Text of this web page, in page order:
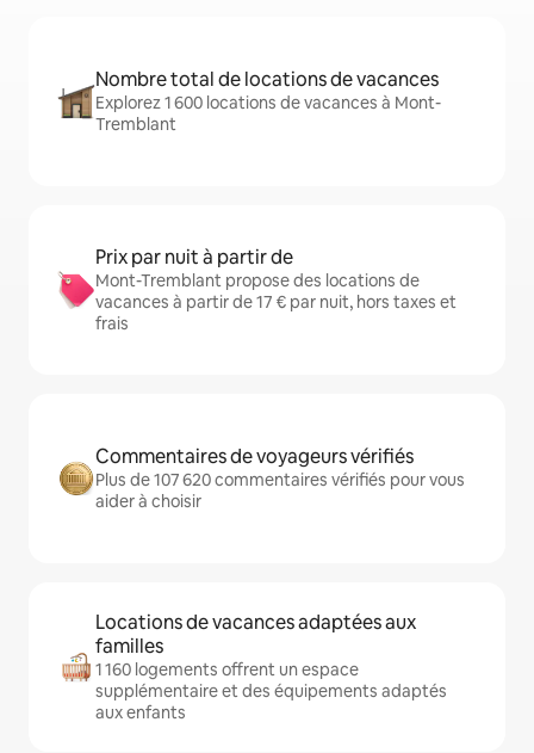
Nombre total de locations de vacances
Explorez 1 600 locations de vacances à Mont-
Tremblant
Prix par nuit à partir de
Mont-Tremblant propose des locations de
vacances à partir de 17 € par nuit, hors taxes et
frais
Commentaires de voyageurs vérifiés
Plus de 107 620 commentaires vérifiés pour vous
aider à choisir
Locations de vacances adaptées aux
familles
1 160 logements offrent un espace
supplémentaire et des équipements adaptés
aux enfants